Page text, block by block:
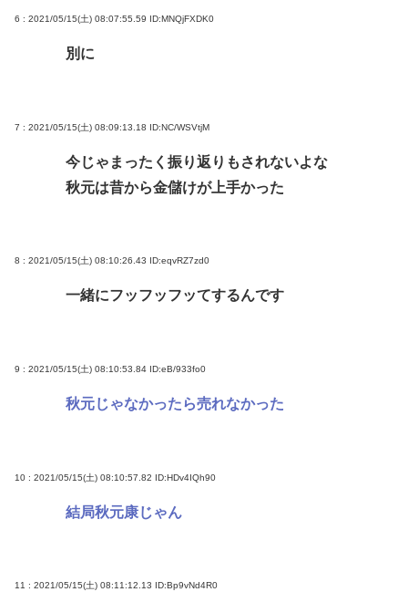
6 : 2021/05/15(土) 08:07:55.59 ID:MNQjFXDK0
別に
7 : 2021/05/15(土) 08:09:13.18 ID:NC/WSVtjM
今じゃまったく振り返りもされないよな
秋元は昔から金儲けが上手かった
8 : 2021/05/15(土) 08:10:26.43 ID:eqvRZ7zd0
一緒にフッフッフッてするんです
9 : 2021/05/15(土) 08:10:53.84 ID:eB/933fo0
秋元じゃなかったら売れなかった
10 : 2021/05/15(土) 08:10:57.82 ID:HDv4IQh90
結局秋元康じゃん
11 : 2021/05/15(土) 08:11:12.13 ID:Bp9vNd4R0